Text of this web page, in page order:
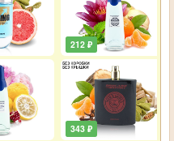
212 ₽
343 ₽